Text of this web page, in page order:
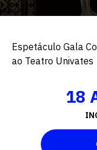
Espetáculo Gala
ao Teatro Univates
18